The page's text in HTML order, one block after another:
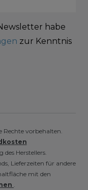
habe
zur Kenntnis
vorbehalten.
Herstellers.
Lieferzeiten für andere
mit den